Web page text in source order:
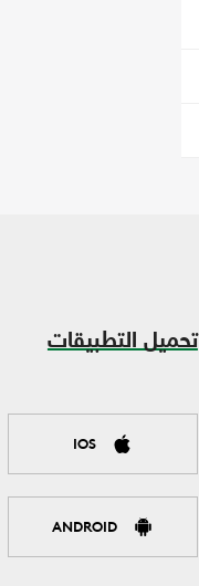
تحميل التطبيقات
IOS
ANDROID